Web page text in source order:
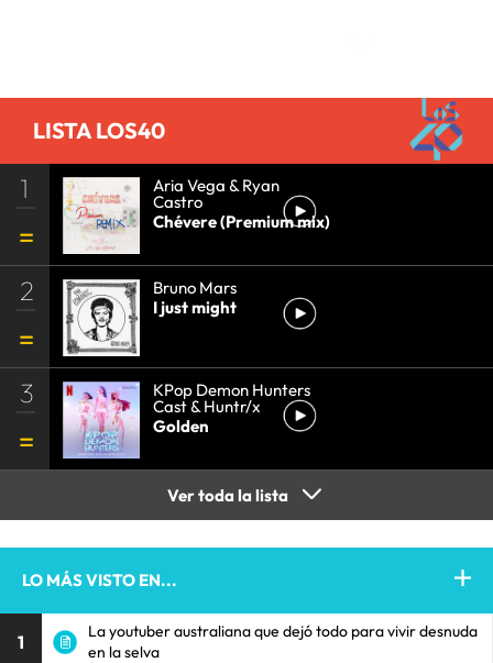
LISTA LOS40
1 Aria Vega & Ryan
Castro
Chévere (Premium mix)
2
Bruno Mars
I just might
3 KPop Demon Hunters
Cast & Huntr/x
Golden
Ver toda la lista
LO MÁS VISTO EN...
1
La youtuber australiana que dejó todo para vivir desnuda
en la selva